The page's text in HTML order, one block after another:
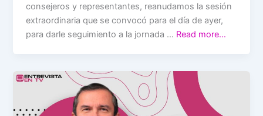
consejeros y representantes, reanudamos la sesión
extraordinaria que se convocó para el día de ayer,
para darle seguimiento a la jornada … Read more…